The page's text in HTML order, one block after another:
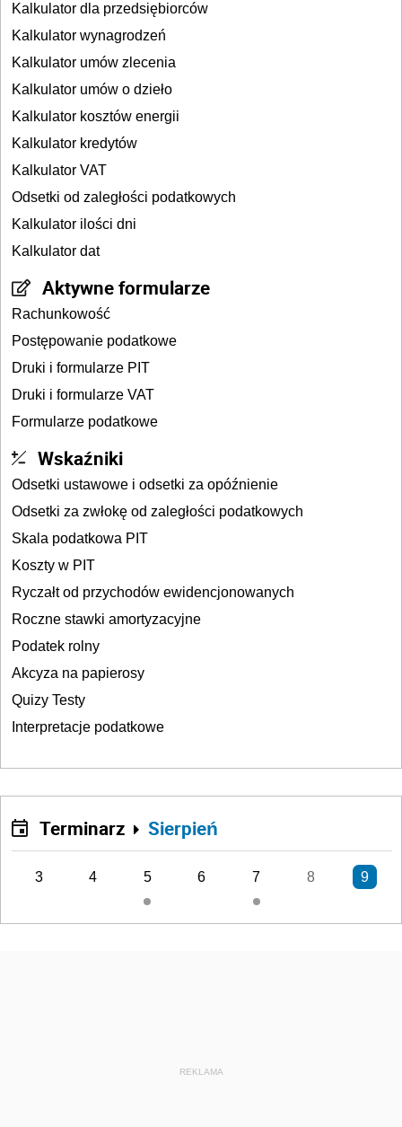
Kalkulator dla przedsiębiorców
Kalkulator wynagrodzeń
Kalkulator umów zlecenia
Kalkulator umów o dzieło
Kalkulator kosztów energii
Kalkulator kredytów
Kalkulator VAT
Odsetki od zaległości podatkowych
Kalkulator ilości dni
Kalkulator dat
Aktywne formularze
Rachunkowość
Postępowanie podatkowe
Druki i formularze PIT
Druki i formularze VAT
Formularze podatkowe
Wskaźniki
Odsetki ustawowe i odsetki za opóźnienie
Odsetki za zwłokę od zaległości podatkowych
Skala podatkowa PIT
Koszty w PIT
Ryczałt od przychodów ewidencjonowanych
Roczne stawki amortyzacyjne
Podatek rolny
Akcyza na papierosy
Quizy Testy
Interpretacje podatkowe
Terminarz Sierpień
3 4 5 6 7 8 9
REKLAMA